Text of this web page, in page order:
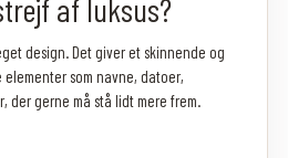
af luksus?
design. Det giver et skinnende og
som navne, datoer,
der gerne må stå lidt mere frem.